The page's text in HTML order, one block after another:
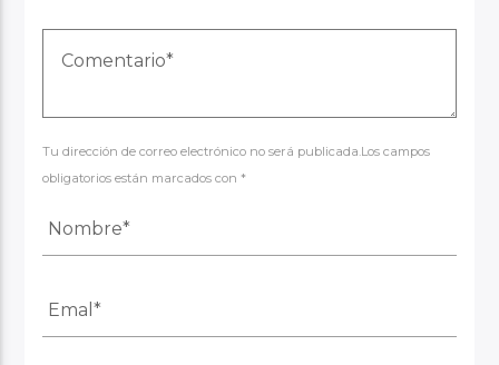
Tu dirección de correo electrónico no será publicada.Los campos
obligatorios están marcados con *